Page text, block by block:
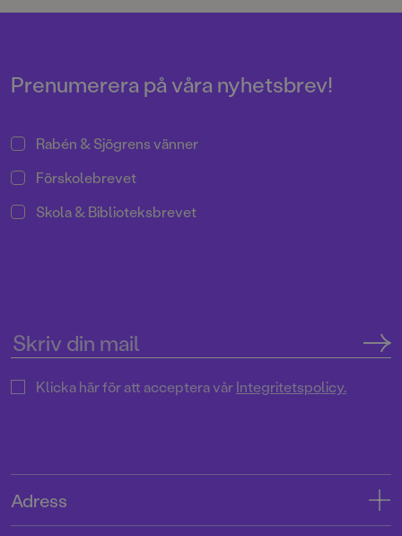
skogsmaskinist får Halvan köra
näringar. Barnböckerna om
Halvan har sålt i mer än 2 miljoner
Prenumerera på våra nyhetsbrev!
Rabén & Sjögrens vänner
Förskolebrevet
Skola & Biblioteksbrevet
Klicka här för att acceptera vårIntegritetspolicy.
Adress